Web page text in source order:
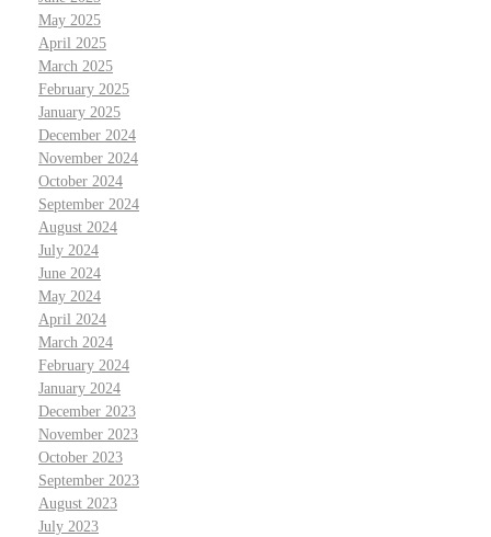
May 2025
April 2025
March 2025
February 2025
January 2025
December 2024
November 2024
October 2024
September 2024
August 2024
July 2024
June 2024
May 2024
April 2024
March 2024
February 2024
January 2024
December 2023
November 2023
October 2023
September 2023
August 2023
July 2023